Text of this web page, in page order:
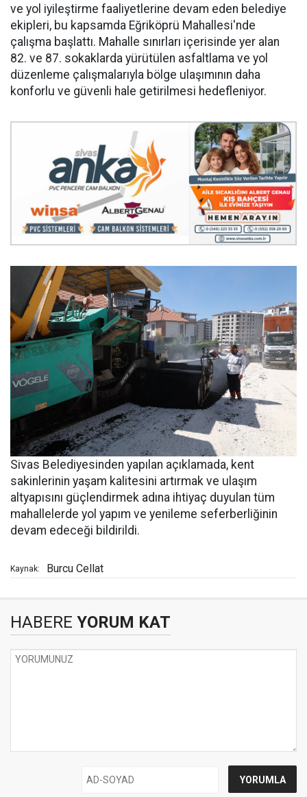
ve yol iyileştirme faaliyetlerine devam eden belediye
ekipleri, bu kapsamda Eğriköprü Mahallesi'nde
çalışma başlattı. Mahalle sınırları içerisinde yer alan
82. ve 87. sokaklarda yürütülen asfaltlama ve yol
düzenleme çalışmalarıyla bölge ulaşımının daha
konforlu ve güvenli hale getirilmesi hedefleniyor.
Sivas Belediyesinden yapılan açıklamada, kent
sakinlerinin yaşam kalitesini artırmak ve ulaşım
altyapısını güçlendirmek adına ihtiyaç duyulan tüm
mahallelerde yol yapım ve yenileme seferberliğinin
devam edeceği bildirildi.
Kaynak: Burcu Cellat
HABERE YORUM KAT